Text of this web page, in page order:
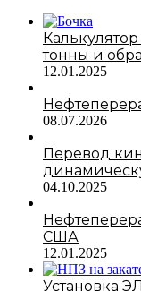
тонны и
12.01.2025
08.07.2026
Перевод
04.10.2025
США
12.01.2025
Установка